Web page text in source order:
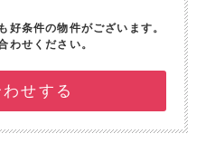
好条件の物件がございます。
わせください。
せする